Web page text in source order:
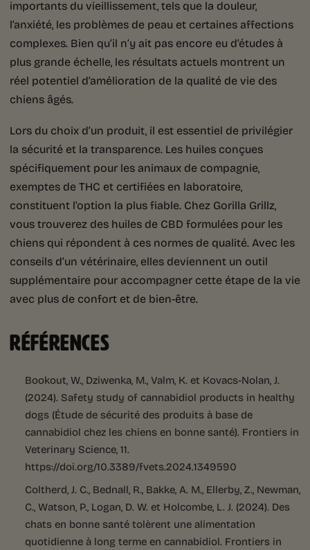
importants du vieillissement, tels que la douleur,
l’anxiété, les problèmes de peau et certaines affections
complexes. Bien qu’il n’y ait pas encore eu d’études à
plus grande échelle, les résultats actuels montrent un
réel potentiel d’amélioration de la qualité de vie des
chiens âgés.
Lors du choix d’un produit, il est essentiel de privilégier
la sécurité et la transparence. Les huiles conçues
spécifiquement pour les animaux de compagnie,
exemptes de THC et certifiées en laboratoire,
constituent l’option la plus fiable. Chez Gorilla Grillz,
vous trouverez des huiles de CBD formulées pour les
chiens qui répondent à ces normes de qualité. Avec les
conseils d’un vétérinaire, elles deviennent un outil
supplémentaire pour accompagner cette étape de la vie
avec plus de confort et de bien-être.
RÉFÉRENCES
Bookout, W., Dziwenka, M., Valm, K. et Kovacs-Nolan, J.
(2024). Safety study of cannabidiol products in healthy
dogs (Étude de sécurité des produits à base de
cannabidiol chez les chiens en bonne santé). Frontiers in
Veterinary Science, 11.
https://doi.org/10.3389/fvets.2024.1349590
Coltherd, J. C., Bednall, R., Bakke, A. M., Ellerby, Z., Newman,
C., Watson, P., Logan, D. W. et Holcombe, L. J. (2024). Des
chats en bonne santé tolèrent une alimentation
quotidienne à long terme en cannabidiol. Frontiers in